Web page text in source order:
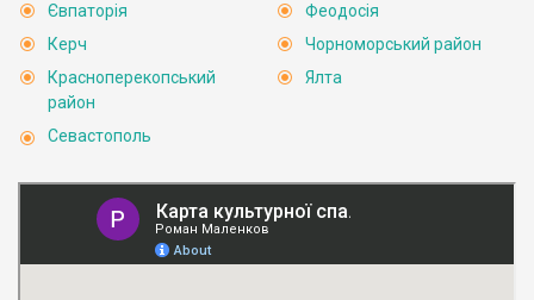
Євпаторія
Керч
Красноперекопський
район
Севастополь
Феодосія
Чорноморський район
Ялта